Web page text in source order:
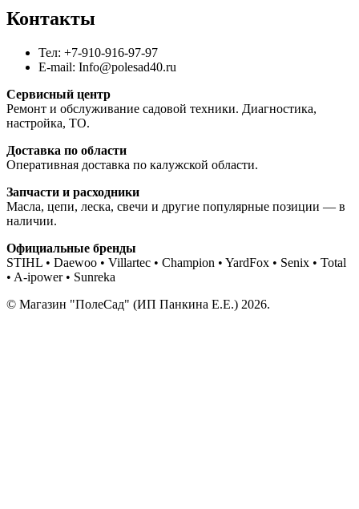
Контакты
Тел: +7-910-916-97-97
E-mail: Info@polesad40.ru
Сервисный центр
Ремонт и обслуживание садовой техники. Диагностика,
настройка, ТО.
Доставка по области
Оперативная доставка по калужской области.
Запчасти и расходники
Масла, цепи, леска, свечи и другие популярные позиции — в
наличии.
Официальные бренды
STIHL • Daewoo • Villartec • Champion • YardFox • Senix • Total
• A-ipower • Sunreka
© Магазин "ПолеСад" (ИП Панкина Е.Е.) 2026.